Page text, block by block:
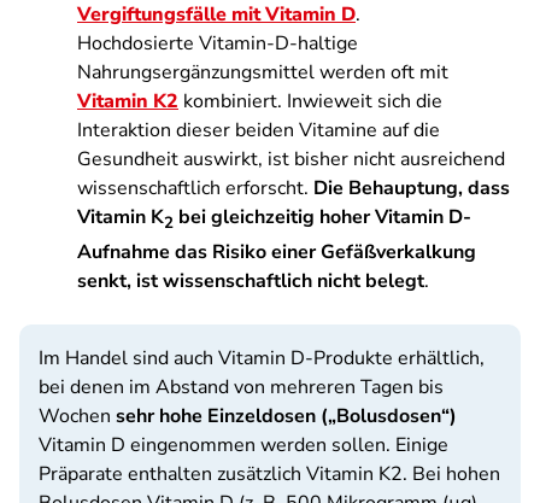
Vergiftungsfälle mit Vitamin D.
Hochdosierte Vitamin-D-haltige
Nahrungsergänzungsmittel werden oft mit
Vitamin K2 kombiniert. Inwieweit sich die
Interaktion dieser beiden Vitamine auf die
Gesundheit auswirkt, ist bisher nicht ausreichend
wissenschaftlich erforscht. Die Behauptung, dass
Vitamin K2 bei gleichzeitig hoher Vitamin D-
Aufnahme das Risiko einer Gefäßverkalkung
senkt, ist wissenschaftlich nicht belegt.
Im Handel sind auch Vitamin D-Produkte erhältlich,
bei denen im Abstand von mehreren Tagen bis
Wochen sehr hohe Einzeldosen („Bolusdosen“)
Vitamin D eingenommen werden sollen. Einige
Präparate enthalten zusätzlich Vitamin K2. Bei hohen